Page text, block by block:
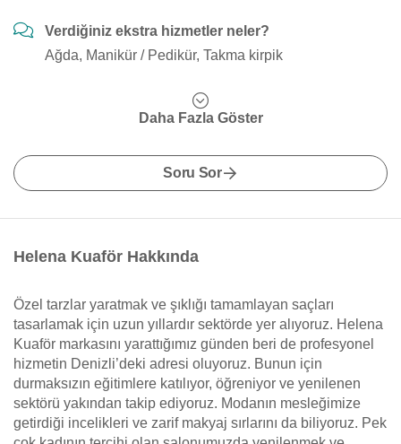
Verdiğiniz ekstra hizmetler neler?
Ağda, Manikür / Pedikür, Takma kirpik
Daha Fazla Göster
Soru Sor
Helena Kuaför Hakkında
Özel tarzlar yaratmak ve şıklığı tamamlayan saçları
tasarlamak için uzun yıllardır sektörde yer alıyoruz. Helena
Kuaför markasını yarattığımız günden beri de profesyonel
hizmetin Denizli’deki adresi oluyoruz. Bunun için
durmaksızın eğitimlere katılıyor, öğreniyor ve yenilenen
sektörü yakından takip ediyoruz. Modanın mesleğimize
getirdiği incelikleri ve zarif makyaj sırlarını da biliyoruz. Pek